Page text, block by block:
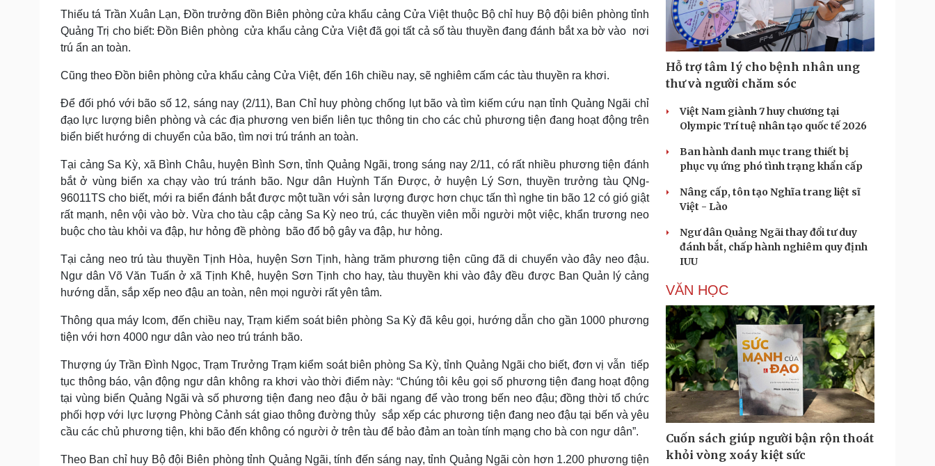
Thiếu tá Trần Xuân Lạn, Đồn trưởng đồn Biên phòng cửa khẩu cảng Cửa Việt thuộc Bộ chỉ huy Bộ đội biên phòng tỉnh
Quảng Trị cho biết: Đồn Biên phòng cửa khẩu cảng Cửa Việt đã gọi tất cả số tàu thuyền đang đánh bắt xa bờ vào nơi
trú ẩn an toàn.
Cũng theo Đồn biên phòng cửa khẩu cảng Cửa Việt, đến 16h chiều nay, sẽ nghiêm cấm các tàu thuyền ra khơi.
Để đối phó với bão số 12, sáng nay (2/11), Ban Chỉ huy phòng chống lụt bão và tìm kiếm cứu nạn tỉnh Quảng Ngãi chỉ
đạo lực lượng biên phòng và các địa phương ven biển liên tục thông tin cho các chủ phương tiện đang hoạt động trên
biển biết hướng di chuyển của bão, tìm nơi trú tránh an toàn.
Tại cảng Sa Kỳ, xã Bình Châu, huyện Bình Sơn, tỉnh Quảng Ngãi, trong sáng nay 2/11, có rất nhiều phương tiện đánh
bắt ở vùng biển xa chạy vào trú tránh bão. Ngư dân Huỳnh Tấn Được, ở huyện Lý Sơn, thuyền trưởng tàu QNg-
96011TS cho biết, mới ra biển đánh bắt được một tuần với sản lượng được hơn chục tấn thì nghe tin bão 12 có gió giật
rất mạnh, nên vội vào bờ. Vừa cho tàu cập cảng Sa Kỳ neo trú, các thuyền viên mỗi người một việc, khẩn trương neo
buộc cho tàu khỏi va đập, hư hỏng đề phòng bão đổ bộ gây va đập, hư hỏng.
Tại cảng neo trú tàu thuyền Tịnh Hòa, huyện Sơn Tịnh, hàng trăm phương tiện cũng đã di chuyển vào đây neo đậu.
Ngư dân Võ Văn Tuấn ở xã Tịnh Khê, huyện Sơn Tịnh cho hay, tàu thuyền khi vào đây đều được Ban Quản lý cảng
hướng dẫn, sắp xếp neo đậu an toàn, nên mọi người rất yên tâm.
Thông qua máy Icom, đến chiều nay, Trạm kiểm soát biên phòng Sa Kỳ đã kêu gọi, hướng dẫn cho gần 1000 phương
tiện với hơn 4000 ngư dân vào neo trú tránh bão.
Thượng úy Trần Đình Ngọc, Trạm Trưởng Trạm kiểm soát biên phòng Sa Kỳ, tỉnh Quảng Ngãi cho biết, đơn vị vẫn tiếp
tục thông báo, vận động ngư dân không ra khơi vào thời điểm này: “Chúng tôi kêu gọi số phương tiện đang hoạt động
tại vùng biển Quảng Ngãi và số phương tiện đang neo đậu ở bãi ngang để vào trong bến neo đậu; đồng thời tổ chức
phối hợp với lực lượng Phòng Cảnh sát giao thông đường thủy sắp xếp các phương tiện đang neo đậu tại bến và yêu
cầu các chủ phương tiện, khi bão đến không có người ở trên tàu để bảo đảm an toàn tính mạng cho bà con ngư dân”.
Theo Ban chỉ huy Bộ đội Biên phòng tỉnh Quảng Ngãi, tính đến sáng nay, tỉnh Quảng Ngãi còn hơn 1.200 phương tiện
Hỗ trợ tâm lý cho bệnh nhân ung
thư và người chăm sóc
Việt Nam giành 7 huy chương tại
Olympic Trí tuệ nhân tạo quốc tế 2026
Ban hành danh mục trang thiết bị
phục vụ ứng phó tình trạng khẩn cấp
Nâng cấp, tôn tạo Nghĩa trang liệt sĩ
Việt - Lào
Ngư dân Quảng Ngãi thay đổi tư duy
đánh bắt, chấp hành nghiêm quy định
IUU
VĂN HỌC
Cuốn sách giúp người bận rộn thoát
khỏi vòng xoáy kiệt sức